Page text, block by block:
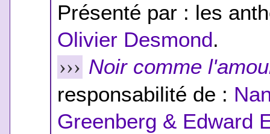
Présenté par : les
Olivier Desmond.
››› Noir comme
responsabilité de :
Greenberg & Edward